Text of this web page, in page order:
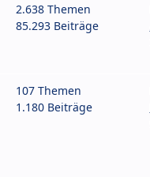
2.638 Themen
85.293 Beiträge
107 Themen
1.180 Beiträge